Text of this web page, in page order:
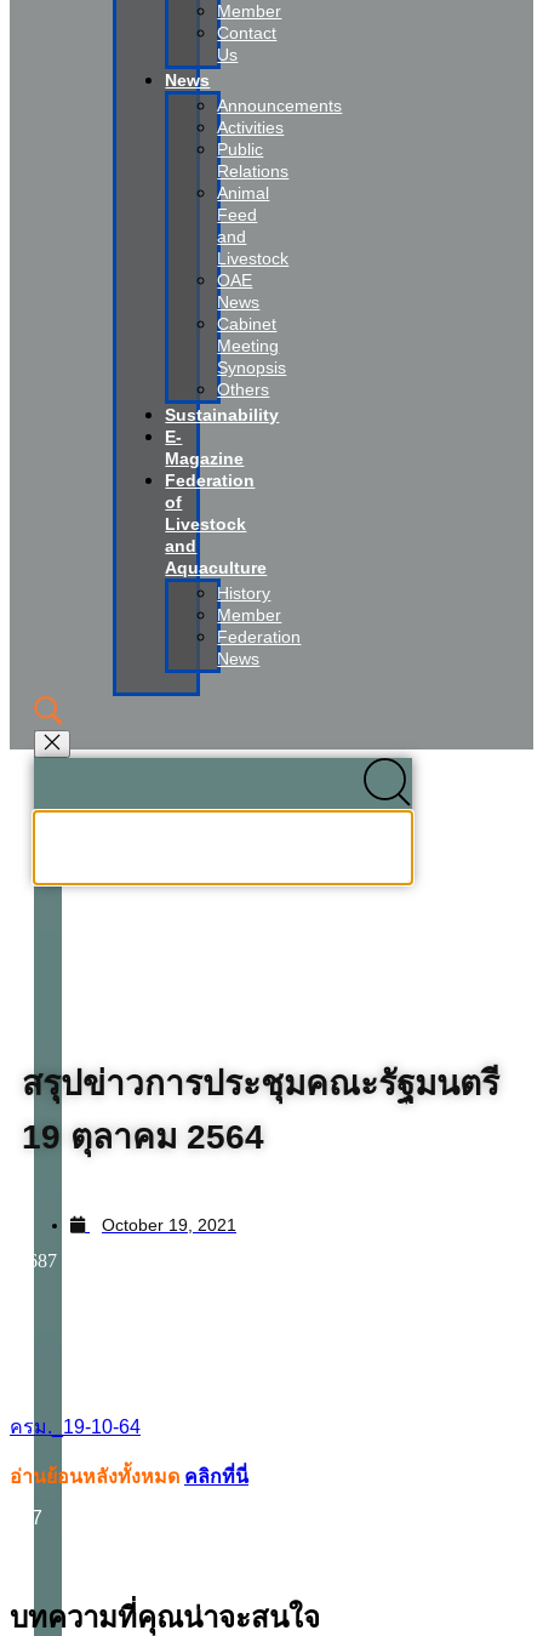
Member
Contact
Us
News
Announcements
Activities
Public
Relations
Animal
Feed
and
Livestock
OAE
News
Cabinet
Meeting
Synopsis
Others
Sustainability
E-
Magazine
Federation
of
Livestock
and
Aquaculture
History
Member
Federation
News
สรุปข่าวการประชุมคณะรัฐมนตรี
19 ตุลาคม 2564
October 19, 2021
687
ครม._19-10-64
อ่านย้อนหลังทั้งหมด คลิกที่นี่
687
บทความที่คุณน่าจะสนใจ